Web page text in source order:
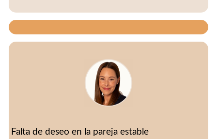
Falta de deseo en la pareja estable